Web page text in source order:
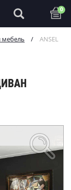
0
мебель /
ANSEL